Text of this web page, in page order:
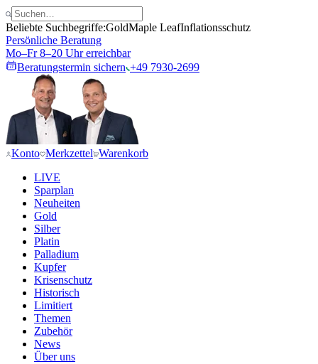
Beliebte Suchbegriffe:GoldMaple LeafInflationsschutz
Persönliche Beratung
Mo–Fr 8–20 Uhr erreichbar
Beratungstermin sichern +49 7930-2699
Konto Merkzettel Warenkorb
LIVE
Sparplan
Neuheiten
Gold
Silber
Platin
Palladium
Kupfer
Krisenschutz
Historisch
Limitiert
Themen
Zubehör
News
Über uns